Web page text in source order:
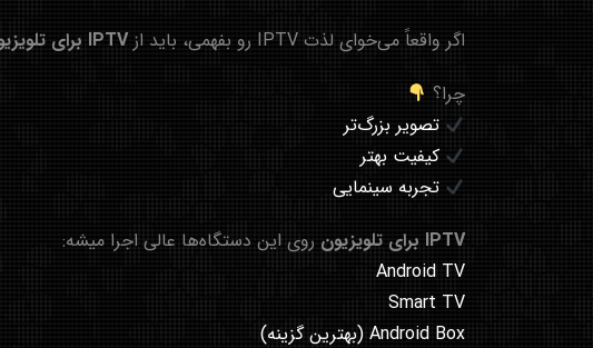
اگر واقعاً می‌خوای لذت IPTV رو بفهمی، باید از IPTV برای تلویزیون
چرا؟
تصویر بزرگ‌تر
کیفیت بهتر
تجربه سینمایی
IPTV برای تلویزیون
روی این دستگاه‌ها عالی اجرا میشه:
Android TV
Smart TV
Android Box (بهترین گزینه)